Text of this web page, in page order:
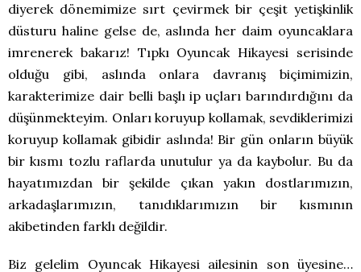
diyerek dönemimize sırt çevirmek bir çeşit yetişkinlik
düsturu haline gelse de, aslında her daim oyuncaklara
imrenerek bakarız! Tıpkı Oyuncak Hikayesi serisinde
olduğu gibi, aslında onlara davranış biçimimizin,
karakterimize dair belli başlı ip uçları barındırdığını da
düşünmekteyim. Onları koruyup kollamak, sevdiklerimizi
koruyup kollamak gibidir aslında! Bir gün onların büyük
bir kısmı tozlu raflarda unutulur ya da kaybolur. Bu da
hayatımızdan bir şekilde çıkan yakın dostlarımızın,
arkadaşlarımızın, tanıdıklarımızın bir kısmının
akibetinden farklı değildir.
Biz gelelim Oyuncak Hikayesi ailesinin son üyesine…